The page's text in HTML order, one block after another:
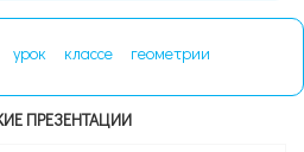
урок классе
геометрии
ПРЕЗЕНТАЦИИ